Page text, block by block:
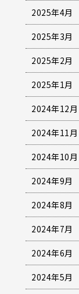
2025年4月
2025年3月
2025年2月
2025年1月
2024年12月
2024年11月
2024年10月
2024年9月
2024年8月
2024年7月
2024年6月
2024年5月